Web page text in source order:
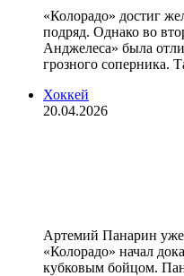
«Колорадо» достиг
подряд. Однако во
Анджелеса» была
грозного соперника.
Хоккей
20.04.2026
Артемий Панарин уже
«Колорадо» начал
кубковым бойцом.